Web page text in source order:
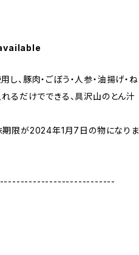
、豚肉・ごぼう・人参・油揚げ・ね
るだけでできる、具沢山のとん汁
限が2024年1月7日の物になりま